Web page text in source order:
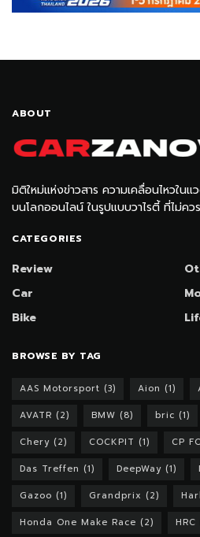
ABOUT
มิติใหม่แห่งข่าวสาร ความเคลื่อนไหวใน
บนโลกออนไลน์ ในรูปแบบวาไรตี้ ที่ไม่ค
CATEGORIES
Review
Car
Bike
BROWSE BY TAG
AAS Motorsport (3) Aion (1)
AVATR (2) BMW (8) bric (1)
Chery (2) COCKPIT (1) CP
Das Treffen (1) DeepWay (1)
Gazoo (1) Grandprix (2)
Honda One Make Race (2) HRC